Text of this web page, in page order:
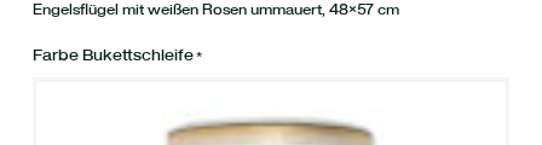
Engelsflügel mit weißen Rosen ummauert, 48×57 cm
Farbe Bukettschleife*